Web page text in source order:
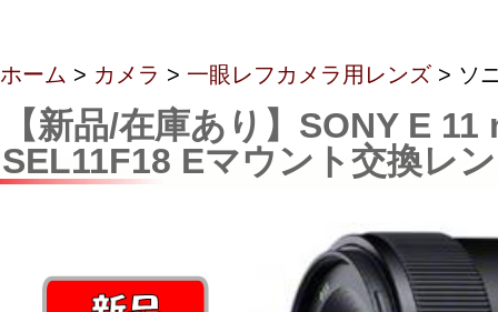
ホーム > カメラ > 一眼レフカメラ用レンズ > ソ
【新品/在庫あり】SONY E
SEL11F18 Eマウント交換レ